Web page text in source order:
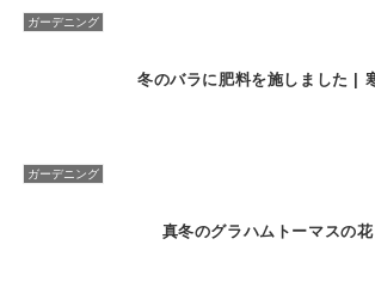
ガーデニング
冬のバラに肥料を施しました |
ガーデニング
真冬のグラハムトーマスの花